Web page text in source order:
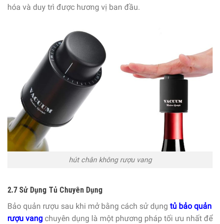
hóa và duy trì được hương vị ban đầu.
hút chân không rượu vang
2.7 Sử Dụng Tủ Chuyên Dụng
Bảo quản rượu sau khi mở bằng cách sử dụng tủ bảo quản
rượu vang chuyên dụng là một phương pháp tối ưu nhất để